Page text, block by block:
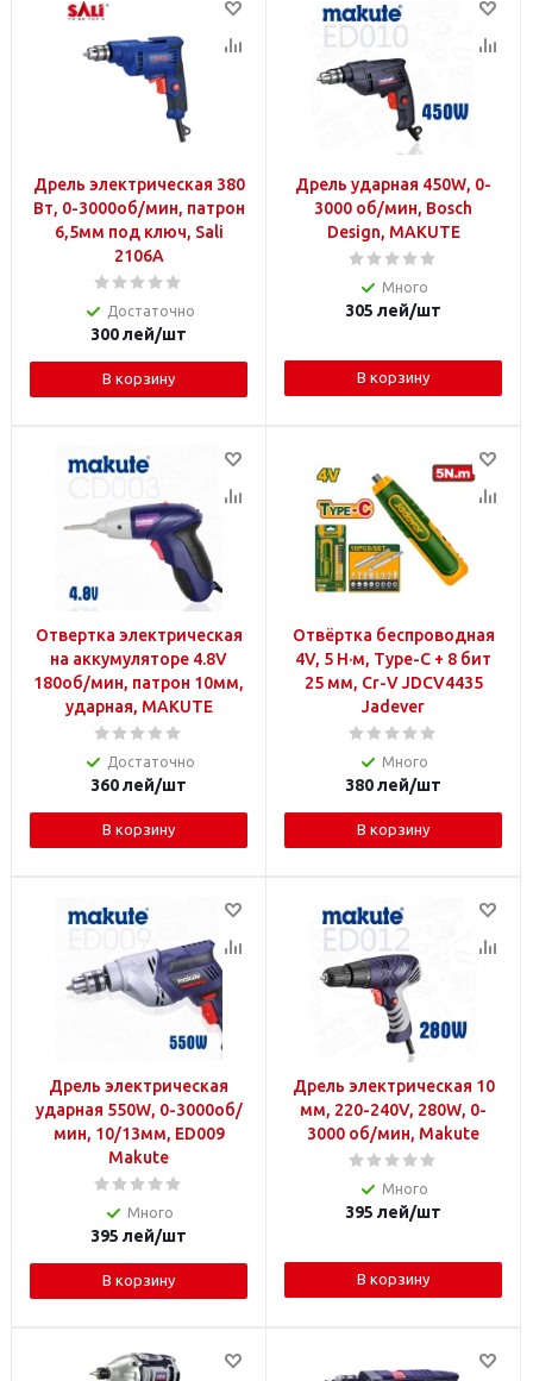
Дрель электрическая 380
Вт, 0-3000об/мин, патрон
6,5мм под ключ, Sali
2106А
Достаточно
300лей/шт
В корзину
Дрель ударная 450W, 0-
3000 об/мин, Bosch
Design, MAKUTE
Много
305 лей/шт
В корзину
Отвертка электрическая
на аккумуляторе 4.8V
180об/мин, патрон 10мм,
ударная, MAKUTE
Достаточно
360лей/шт
В корзину
Отвёртка беспроводная
4V, 5 Н·м, Type-C + 8 бит
25 мм, Cr-V JDCV4435
Jadever
Много
380лей/шт
В корзину
Дрель электрическая
ударная 550W, 0-3000об/
мин, 10/13мм, ED009
Makute
Много
395 лей/шт
В корзину
Дрель электрическая 10
мм, 220-240V, 280W, 0-
3000 об/мин, Makute
Много
395 лей/шт
В корзину